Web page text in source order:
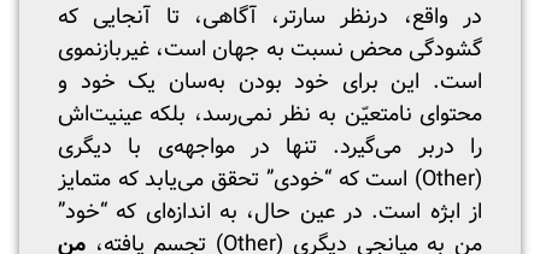
در واقع، درنظر سارتر، آگاهی، تا آنجایی که
گشودگی محض نسبت به جهان است، غیربازنموی
است. این برای خود ‌بودن به‌سان یک خود و
محتوای نامتعیّن به نظر نمی‌رسد، بلکه عینیت‌اش
را دربر می‌گیرد. تنها در مواجهه‌ی با دیگری
(Other) است که “خودی” تحقق می‌یابد که متمایز
از ابژه است. در عین حال، به اندازه‌ای که “خود”
من به میانجی دیگری (Other) تجسم یافته،
من